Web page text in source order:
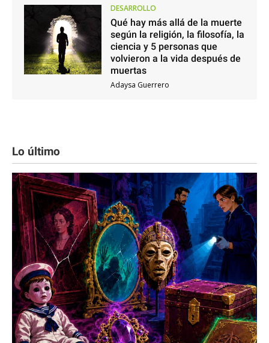
DESARROLLO
Qué hay más allá de la muerte
según la religión, la filosofía, la
ciencia y 5 personas que
volvieron a la vida después de
muertas
Adaysa Guerrero
Lo último